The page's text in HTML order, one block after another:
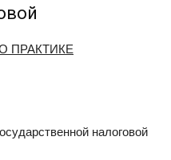
ПРАКТИКЕ
налоговой